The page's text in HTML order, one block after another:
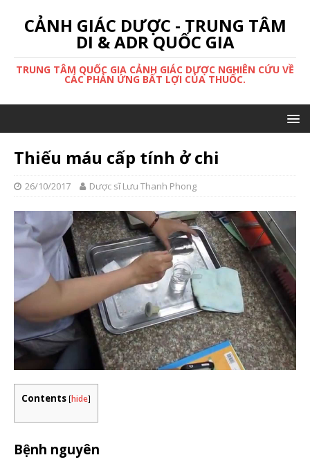
CẢNH GIÁC DƯỢC - TRUNG TÂM
DI & ADR QUỐC GIA
TRUNG TÂM QUỐC GIA CẢNH GIÁC DƯỢC NGHIÊN CỨU VỀ
CÁC PHẢN ỨNG BẤT LỢI CỦA THUỐC.
Thiếu máu cấp tính ở chi
26/10/2017 Dược sĩ Lưu Thanh Phong
Contents [hide]
Bệnh nguyên